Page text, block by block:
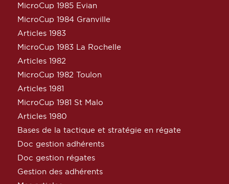
MicroCup 1985 Evian
MicroCup 1984 Granville
Articles 1983
MicroCup 1983 La Rochelle
Articles 1982
MicroCup 1982 Toulon
Articles 1981
MicroCup 1981 St Malo
Articles 1980
Bases de la tactique et stratégie en régate
Doc gestion adhérents
Doc gestion régates
Gestion des adhérents